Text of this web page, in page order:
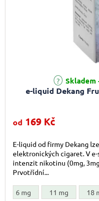
e-liquid Dekang
Průměrné hodnoceníSkladem
od 169 Kč
E-liquid od firmy Dekang
elektronických cigaret. V
intenzit nikotinu (0mg,
Prvotřídní...
6 mg 11 mg 18